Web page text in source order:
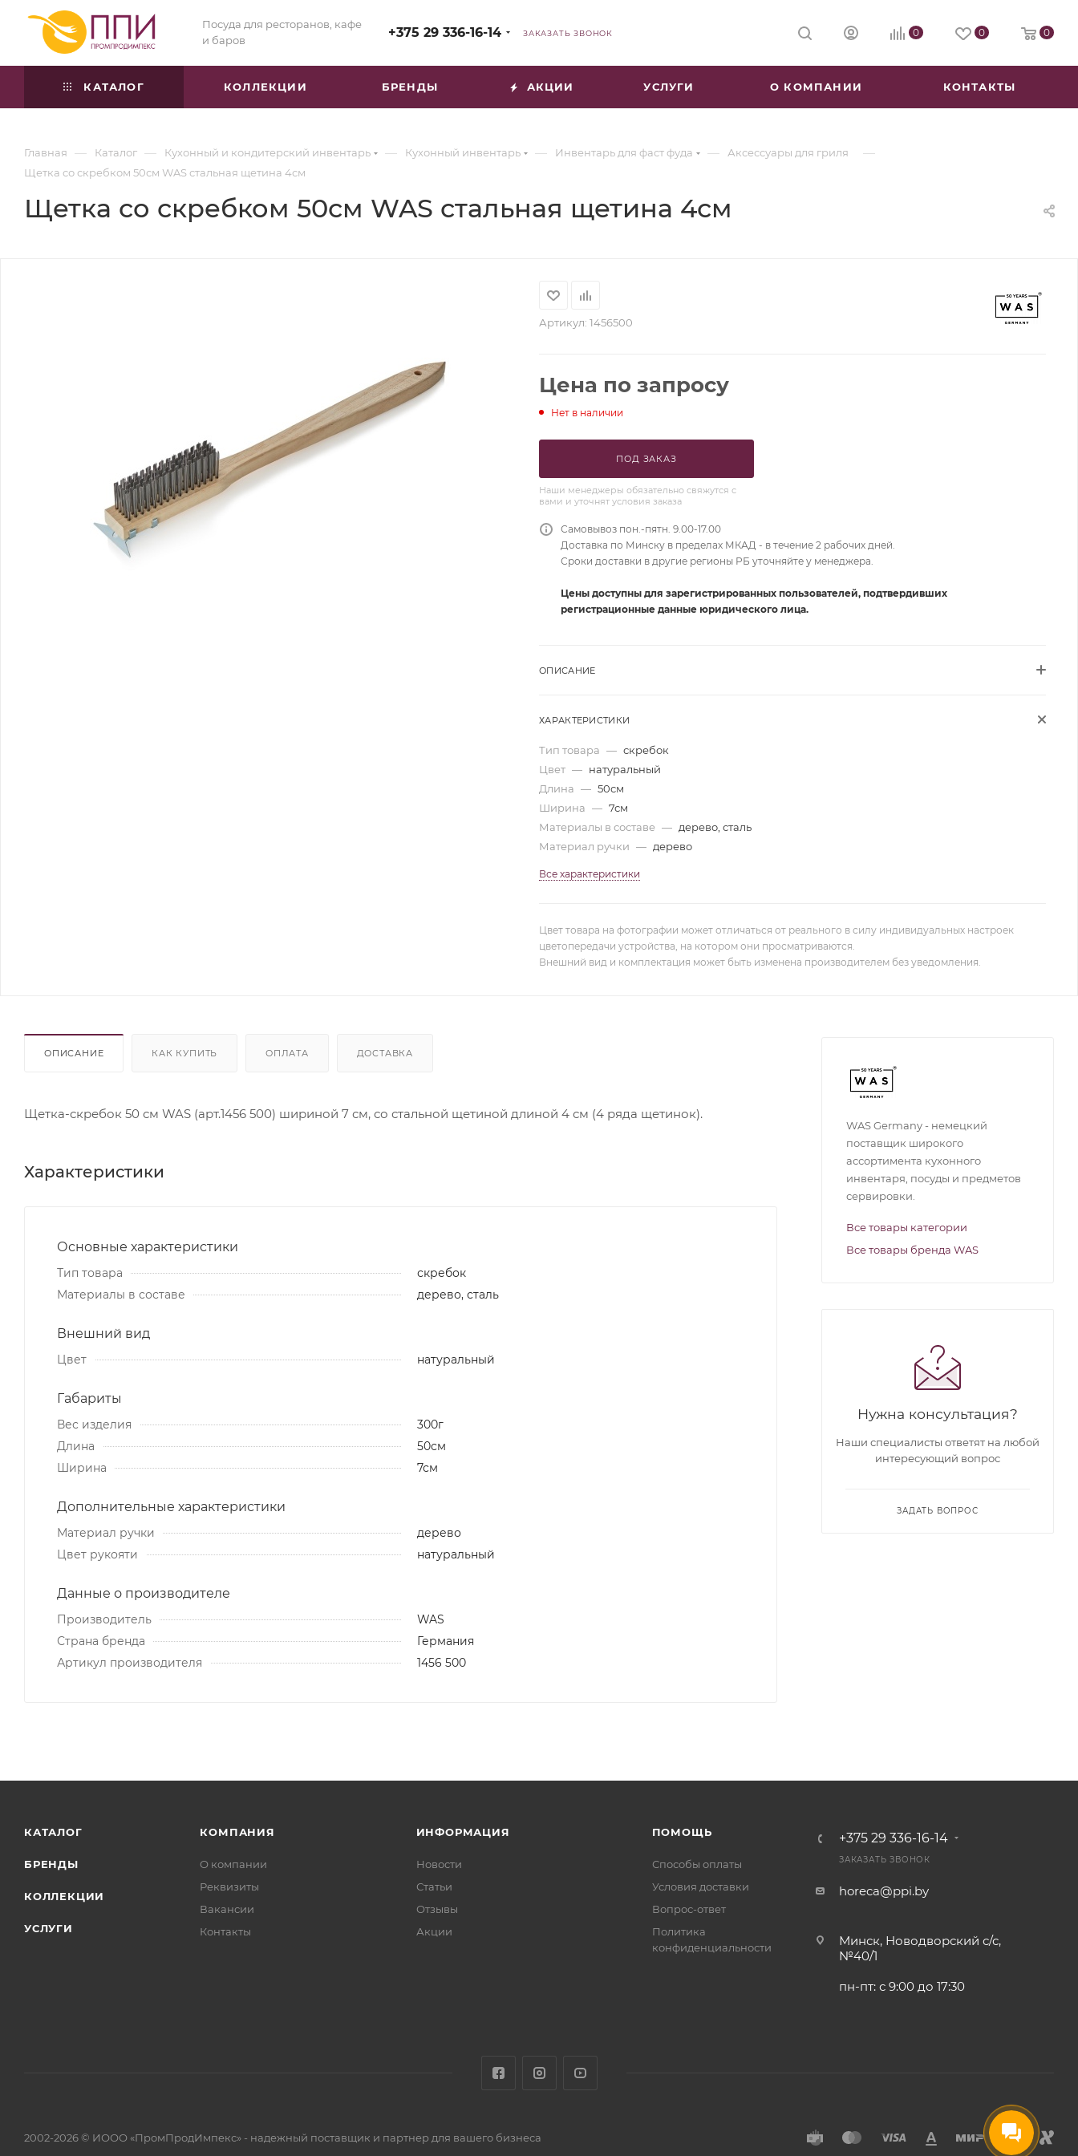
Посуда для ресторанов, кафе
и баров
+375 29 336-16-14 ЗАКАЗАТЬ ЗВОНОК 0 0 0
КАТАЛОГ КОЛЛЕКЦИИ БРЕНДЫ АКЦИИ УСЛУГИ О КОМПАНИИ КОНТАКТЫ
Главная — Каталог — Кухонный и кондитерский инвентарь — Кухонный инвентарь — Инвентарь для фаст фуда — Аксессуары для гриля —
Щетка со скребком 50см WAS стальная щетина 4см
Щетка со скребком 50см WAS стальная щетина 4см
Артикул: 1456500
Цена по запросу
Нет в наличии
ПОД ЗАКАЗ
Наши менеджеры обязательно свяжутся с
вами и уточнят условия заказа
Самовывоз пон.-пятн. 9.00-17.00
Доставка по Минску в пределах МКАД - в течение 2 рабочих дней.
Сроки доставки в другие регионы РБ уточняйте у менеджера.
Цены доступны для зарегистрированных пользователей, подтвердивших
регистрационные данные юридического лица.
ОПИСАНИЕ
ХАРАКТЕРИСТИКИ
Тип товара — скребок
Цвет — натуральный
Длина — 50см
Ширина — 7см
Материалы в составе — дерево, сталь
Материал ручки — дерево
Все характеристики
Цвет товара на фотографии может отличаться от реального в силу индивидуальных настроек
цветопередачи устройства, на котором они просматриваются.
Внешний вид и комплектация может быть изменена производителем без уведомления.
ОПИСАНИЕ КАК КУПИТЬ ОПЛАТА ДОСТАВКА
Щетка-скребок 50 см WAS (арт.1456 500) шириной 7 см, со стальной щетиной длиной 4 см (4 ряда щетинок).
Характеристики
Основные характеристики
Тип товара
скребок
Материалы в составе
дерево, сталь
Внешний вид
Цвет натуральный
Габариты
Вес изделия
300г
Длина
50см
Ширина
7см
Дополнительные характеристики
Материал ручки
дерево
Цвет рукояти
натуральный
Данные о производителе
Производитель
WAS
Страна бренда
Германия
Артикул производителя
1456 500
WAS Germany - немецкий
поставщик широкого
ассортимента кухонного
инвентаря, посуды и предметов
сервировки.
Все товары категории
Все товары бренда WAS
Нужна консультация?
Наши специалисты ответят на любой
интересующий вопрос
ЗАДАТЬ ВОПРОС
КАТАЛОГ
БРЕНДЫ
КОЛЛЕКЦИИ
УСЛУГИ
КОМПАНИЯ
О компании
Реквизиты
Вакансии
Контакты
ИНФОРМАЦИЯ
Новости
Статьи
Отзывы
Акции
ПОМОЩЬ
Способы оплаты
Условия доставки
Вопрос-ответ
Политика
конфиденциальности
+375 29 336-16-14
ЗАКАЗАТЬ ЗВОНОК
horeca@ppi.by
Минск, Новодворский с/с,
№40/1
пн-пт: с 9:00 до 17:30
2002-2026 © ИООО «ПромПродИмпекс» - надежный поставщик и партнер для вашего бизнеса